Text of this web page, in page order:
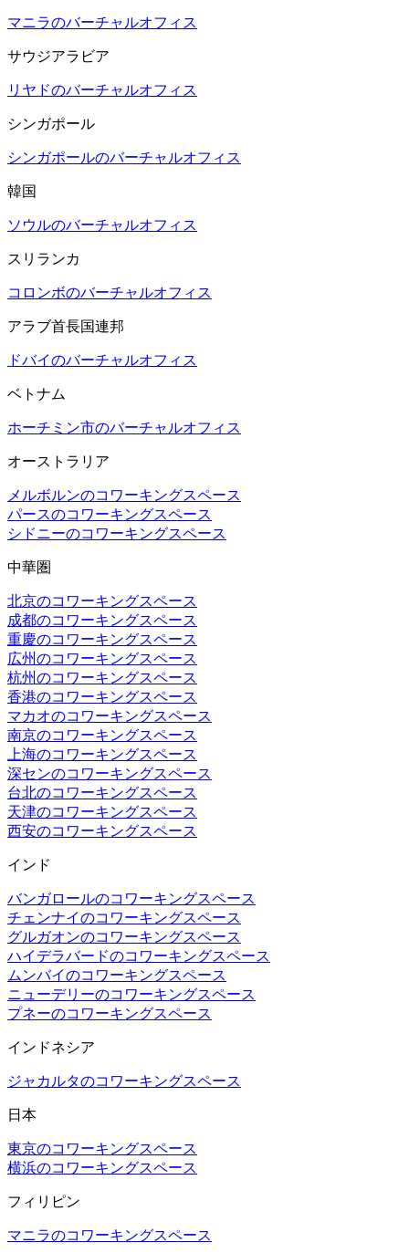
マニラのバーチャルオフィス
サウジアラビア
リヤドのバーチャルオフィス
シンガポール
シンガポールのバーチャルオフィス
韓国
ソウルのバーチャルオフィス
スリランカ
コロンボのバーチャルオフィス
アラブ首長国連邦
ドバイのバーチャルオフィス
ベトナム
ホーチミン市のバーチャルオフィス
オーストラリア
メルボルンのコワーキングスペース
パースのコワーキングスペース
シドニーのコワーキングスペース
中華圏
北京のコワーキングスペース
成都のコワーキングスペース
重慶のコワーキングスペース
広州のコワーキングスペース
杭州のコワーキングスペース
香港のコワーキングスペース
マカオのコワーキングスペース
南京のコワーキングスペース
上海のコワーキングスペース
深センのコワーキングスペース
台北のコワーキングスペース
天津のコワーキングスペース
西安のコワーキングスペース
インド
バンガロールのコワーキングスペース
チェンナイのコワーキングスペース
グルガオンのコワーキングスペース
ハイデラバードのコワーキングスペース
ムンバイのコワーキングスペース
ニューデリーのコワーキングスペース
プネーのコワーキングスペース
インドネシア
ジャカルタのコワーキングスペース
日本
東京のコワーキングスペース
横浜のコワーキングスペース
フィリピン
マニラのコワーキングスペース